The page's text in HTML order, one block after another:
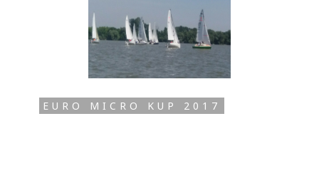
EURO MICRO KUP 2017